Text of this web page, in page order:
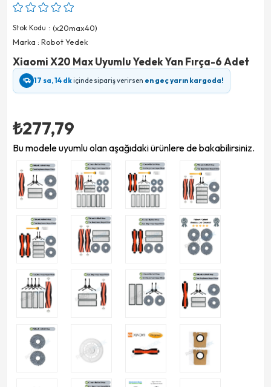
Stok Kodu
(x20max40)
Marka : Robot Yedek
Xiaomi X20 Max Uyumlu Yedek Yan Fırça-6 Adet
17 sa, 14 dkiçinde sipariş verirsen en geç yarın kargoda!
₺277,79
Bu modele uyumlu olan aşağıdaki ürünlere de bakabilirsiniz.